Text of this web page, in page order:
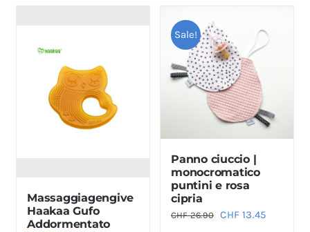
Massaggiagengive
Haakaa Gufo
Addormentato
Sale!
Panno ciuccio |
monocromatico
puntini e rosa
cipria
CHF26.90 Il
CHF13.45Il